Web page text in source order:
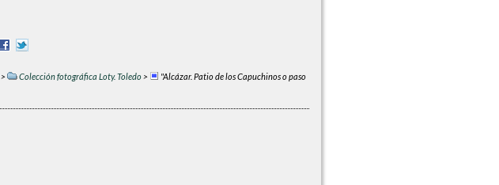
> Colección fotográfica Loty. Toledo>
"Alcázar. Patio de los Capuchinos o paso